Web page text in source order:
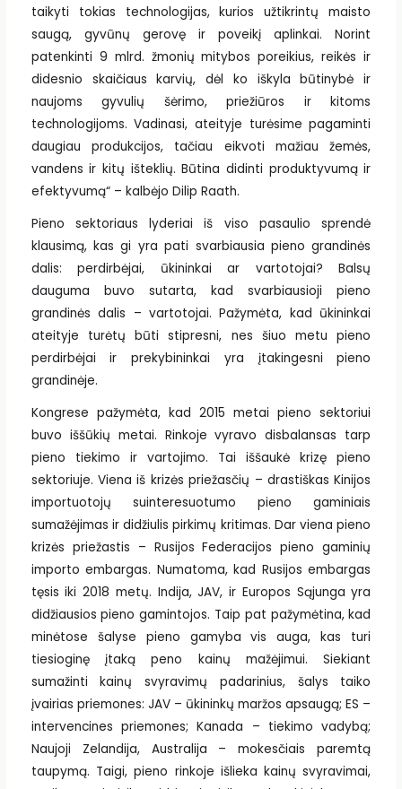
taikyti tokias technologijas, kurios užtikrintų maisto
saugą, gyvūnų gerovę ir poveikį aplinkai. Norint
patenkinti 9 mlrd. žmonių mitybos poreikius, reikės ir
didesnio skaičiaus karvių, dėl ko iškyla būtinybė ir
naujoms gyvulių šėrimo, priežiūros ir kitoms
technologijoms. Vadinasi, ateityje turėsime pagaminti
daugiau produkcijos, tačiau eikvoti mažiau žemės,
vandens ir kitų išteklių. Būtina didinti produktyvumą ir
efektyvumą“ – kalbėjo Dilip Raath.
Pieno sektoriaus lyderiai iš viso pasaulio sprendė
klausimą, kas gi yra pati svarbiausia pieno grandinės
dalis: perdirbėjai, ūkininkai ar vartotojai? Balsų
dauguma buvo sutarta, kad svarbiausioji pieno
grandinės dalis – vartotojai. Pažymėta, kad ūkininkai
ateityje turėtų būti stipresni, nes šiuo metu pieno
perdirbėjai ir prekybininkai yra įtakingesni pieno
grandinėje.
Kongrese pažymėta, kad 2015 metai pieno sektoriui
buvo iššūkių metai. Rinkoje vyravo disbalansas tarp
pieno tiekimo ir vartojimo. Tai iššaukė krizę pieno
sektoriuje. Viena iš krizės priežasčių – drastiškas Kinijos
importuotojų suinteresuotumo pieno gaminiais
sumažėjimas ir didžiulis pirkimų kritimas. Dar viena pieno
krizės priežastis – Rusijos Federacijos pieno gaminių
importo embargas. Numatoma, kad Rusijos embargas
tęsis iki 2018 metų. Indija, JAV, ir Europos Sąjunga yra
didžiausios pieno gamintojos. Taip pat pažymėtina, kad
minėtose šalyse pieno gamyba vis auga, kas turi
tiesioginę įtaką peno kainų mažėjimui. Siekiant
sumažinti kainų svyravimų padarinius, šalys taiko
įvairias priemones: JAV – ūkininkų maržos apsaugą; ES –
intervencines priemones; Kanada – tiekimo vadybą;
Naujoji Zelandija, Australija – mokesčiais paremtą
taupymą. Taigi, pieno rinkoje išlieka kainų svyravimai,